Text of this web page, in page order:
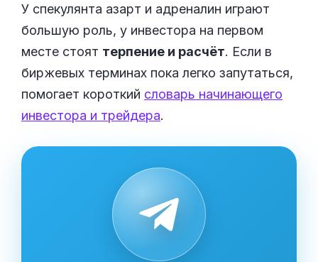
У спекулянта азарт и адреналин играют
большую роль, у инвестора на первом
месте стоят терпение и расчёт. Если в
биржевых терминах пока легко запутаться,
помогает короткий словарь начинающего
инвестора и трейдера.